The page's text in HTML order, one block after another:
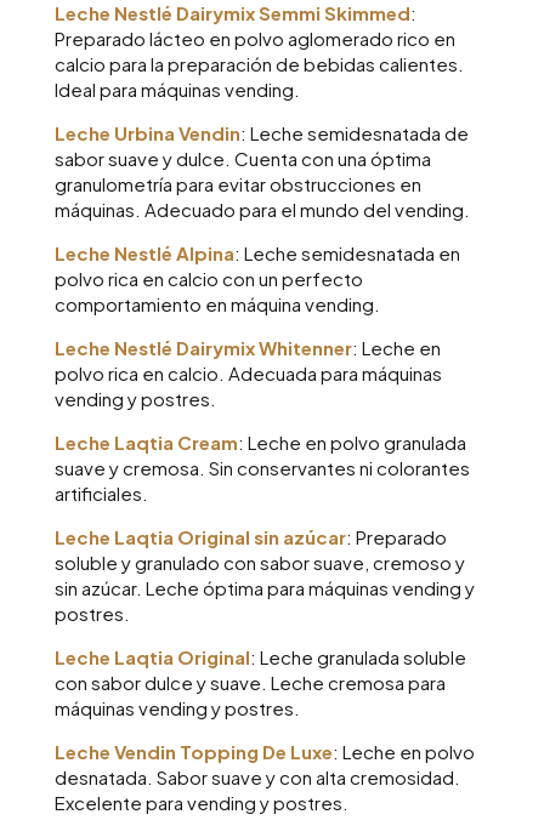
Leche Nestlé Dairymix Semmi Skimmed:
Preparado lácteo en polvo aglomerado rico en
calcio para la preparación de bebidas calientes.
Ideal para máquinas vending.
Leche Urbina Vendin: Leche semidesnatada de
sabor suave y dulce. Cuenta con una óptima
granulometría para evitar obstrucciones en
máquinas. Adecuado para el mundo del vending.
Leche Nestlé Alpina: Leche semidesnatada en
polvo rica en calcio con un perfecto
comportamiento en máquina vending.
Leche Nestlé Dairymix Whitenner: Leche en
polvo rica en calcio. Adecuada para máquinas
vending y postres.
Leche Laqtia Cream: Leche en polvo granulada
suave y cremosa. Sin conservantes ni colorantes
artificiales.
Leche Laqtia Original sin azúcar: Preparado
soluble y granulado con sabor suave, cremoso y
sin azúcar. Leche óptima para máquinas vending y
postres.
Leche Laqtia Original: Leche granulada soluble
con sabor dulce y suave. Leche cremosa para
máquinas vending y postres.
Leche Vendin Topping De Luxe: Leche en polvo
desnatada. Sabor suave y con alta cremosidad.
Excelente para vending y postres.